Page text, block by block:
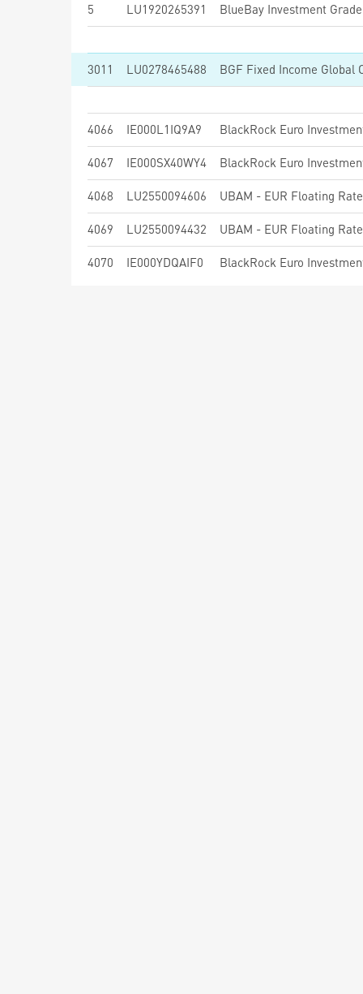
5 LU1920265391
3011 LU0278465488
4066 IE000L1IQ9A9
4067 IE000SX40WY4
4068 LU2550094606 UBAM - EUR Floating
4069 LU2550094432 UBAM - EUR Floating
4070 IE000YDQAIF0